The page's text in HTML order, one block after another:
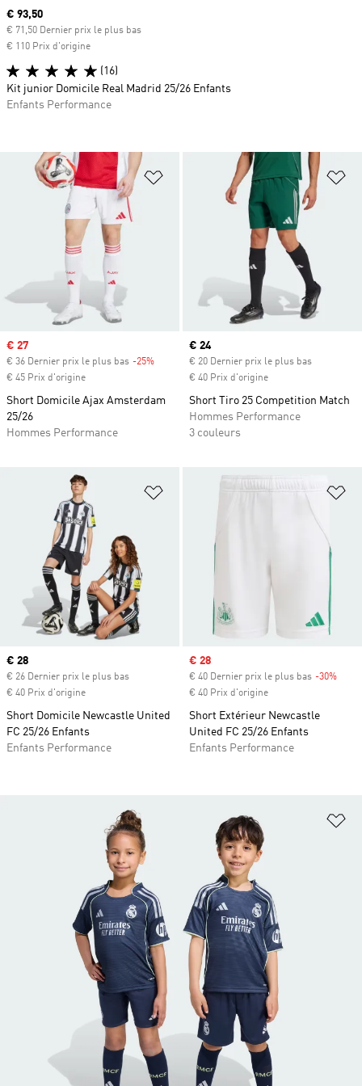
Ajouter à la Liste de produits
Prix soldé
€ 27
€ 36 Dernier prix le plus bas -25%
€ 45 Prix d'origine
Short Domicile Ajax Amsterdam
25/26
Hommes Performance
Prix actuel
€ 24
€ 20 Dernier prix le plus bas
€ 40 Prix d'origine
Short Tiro 25 Competition Match
Hommes Performance
3 couleurs
Ajouter à la Liste de produits
Prix actuel
€ 28
€ 26 Dernier prix le plus bas
€ 40 Prix d'origine
Short Domicile Newcastle United
FC 25/26 Enfants
Enfants Performance
Prix soldé
€ 28
€ 40 Dernier prix le plus bas -30%
€ 40 Prix d'origine
Short Extérieur Newcastle
United FC 25/26 Enfants
Enfants Performance
Prix actuel
€ 93,50
€ 71,50 Dernier prix le plus bas
€ 110 Prix d'origine
(16)
Kit junior Domicile Real Madrid 25/26 Enfants
Enfants Performance